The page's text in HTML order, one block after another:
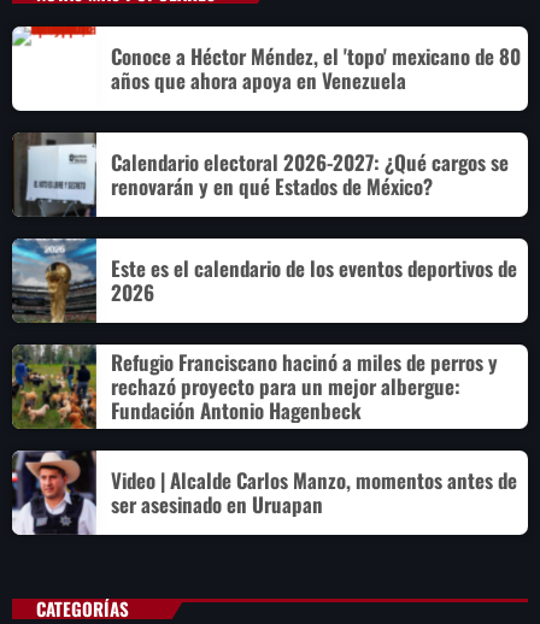
Conoce a Héctor Méndez, el 'topo' mexicano de 80
años que ahora apoya en Venezuela
Calendario electoral 2026-2027: ¿Qué cargos se
renovarán y en qué Estados de México?
Este es el calendario de los eventos deportivos de
2026
Refugio Franciscano hacinó a miles de perros y
rechazó proyecto para un mejor albergue:
Fundación Antonio Hagenbeck
Video | Alcalde Carlos Manzo, momentos antes de
ser asesinado en Uruapan
CATEGORÍAS